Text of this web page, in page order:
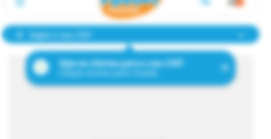
Digite o seu CEP
Veja as ofertas para o seu CEP